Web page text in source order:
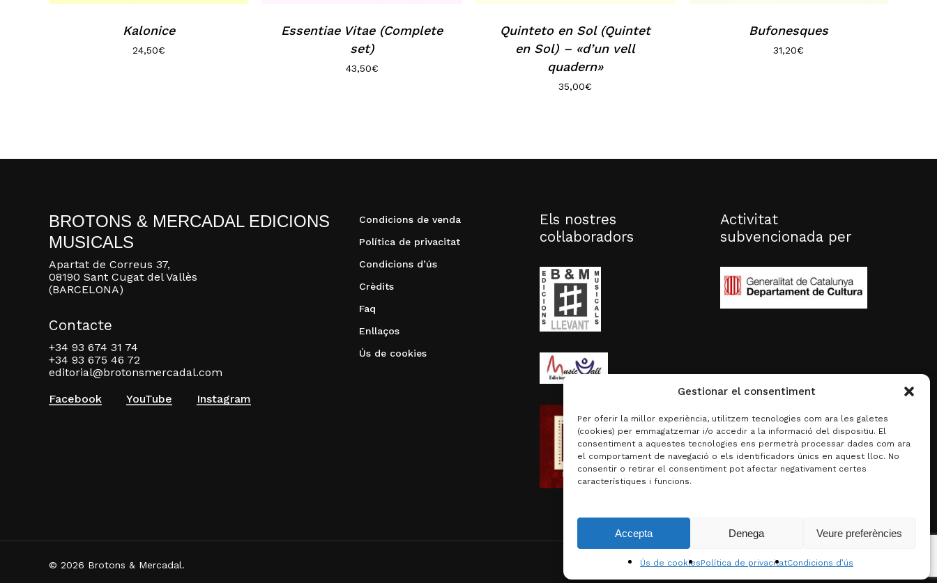
Gestionar el consentiment
Per oferir la millor experiència, utilitzem tecnologies com ara les galetes
(cookies) per emmagatzemar i/o accedir a la informació del dispositiu. El
consentiment a aquestes tecnologies ens permetrà processar dades com ara
el comportament de navegació o els identificadors únics en aquest lloc. No
consentir o retirar el consentiment pot afectar negativament certes
característiques i funcions.
Accepta Denega Veure preferències
Ús de cookiesPolítica de privacitatCondicions d’ús
Visualitza la cistella Finalitza la compra
Kalonice
24,50€
Essentiae Vitae (Complete
set)
43,50€
Quinteto en Sol (Quintet
en Sol) – «d’un vell
quadern»
35,00€
Bufonesques
31,20€
BROTONS & MERCADAL EDICIONS
MUSICALS
Apartat de Correus 37,
08190 Sant Cugat del Vallès
(BARCELONA)
Contacte
+34 93 674 31 74
+34 93 675 46 72
editorial@brotonsmercadal.com
Facebook
YouTube Instagram
Condicions de venda
Política de privacitat
Condicions d’ús
Crèdits
Faq
Enllaços
Ús de cookies
Els nostres
col·laboradors
Activitat
subvencionada per
© 2026 Brotons & Mercadal.